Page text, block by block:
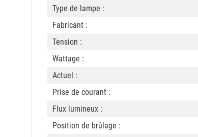
Type de lampe :
Fabricant :
Tension :
Wattage :
Actuel :
Prise de courant :
Flux lumineux :
Position de brûlage :